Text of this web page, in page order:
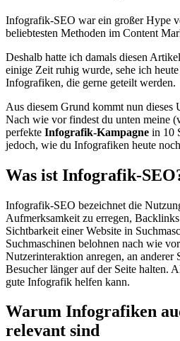
Infografik-SEO war ein großer Hype
beliebtesten Methoden im Content
Deshalb hatte ich damals diesen
einige Zeit ruhig wurde, sehe ich
Infografiken, die gerne geteilt werden.
Aus diesem Grund kommt nun dieses
Nach wie vor findest du unten meine
perfekte Infografik-Kampagne in 10
jedoch, wie du Infografiken heute
Was ist Infografik-
Infografik-SEO bezeichnet die
Aufmerksamkeit zu erregen,
Sichtbarkeit einer Website in
Suchmaschinen belohnen nach wie
Nutzerinteraktion anregen, an anderer
Besucher länger auf der Seite halten.
gute Infografik helfen kann.
Warum Infografiken
relevant sind